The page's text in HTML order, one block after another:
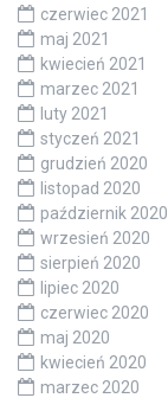
czerwiec 2021
maj 2021
kwiecień 2021
marzec 2021
luty 2021
styczeń 2021
grudzień 2020
listopad 2020
październik 2020
wrzesień 2020
sierpień 2020
lipiec 2020
czerwiec 2020
maj 2020
kwiecień 2020
marzec 2020